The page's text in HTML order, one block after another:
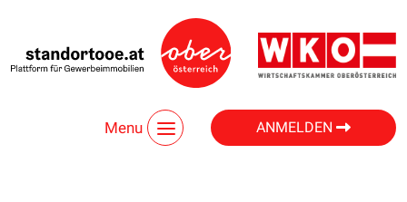
Menu ANMELDEN